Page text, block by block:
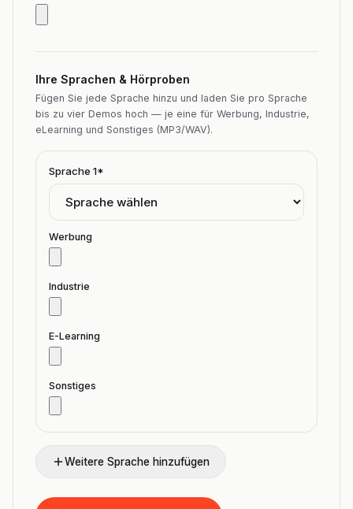
Ihre Sprachen & Hörproben
Fügen Sie jede Sprache hinzu und laden Sie pro Sprache
bis zu vier Demos hoch — je eine für Werbung, Industrie,
eLearning und Sonstiges (MP3/WAV).
Sprache 1*
Werbung
Industrie
E-Learning
Sonstiges
Weitere Sprache hinzufügen